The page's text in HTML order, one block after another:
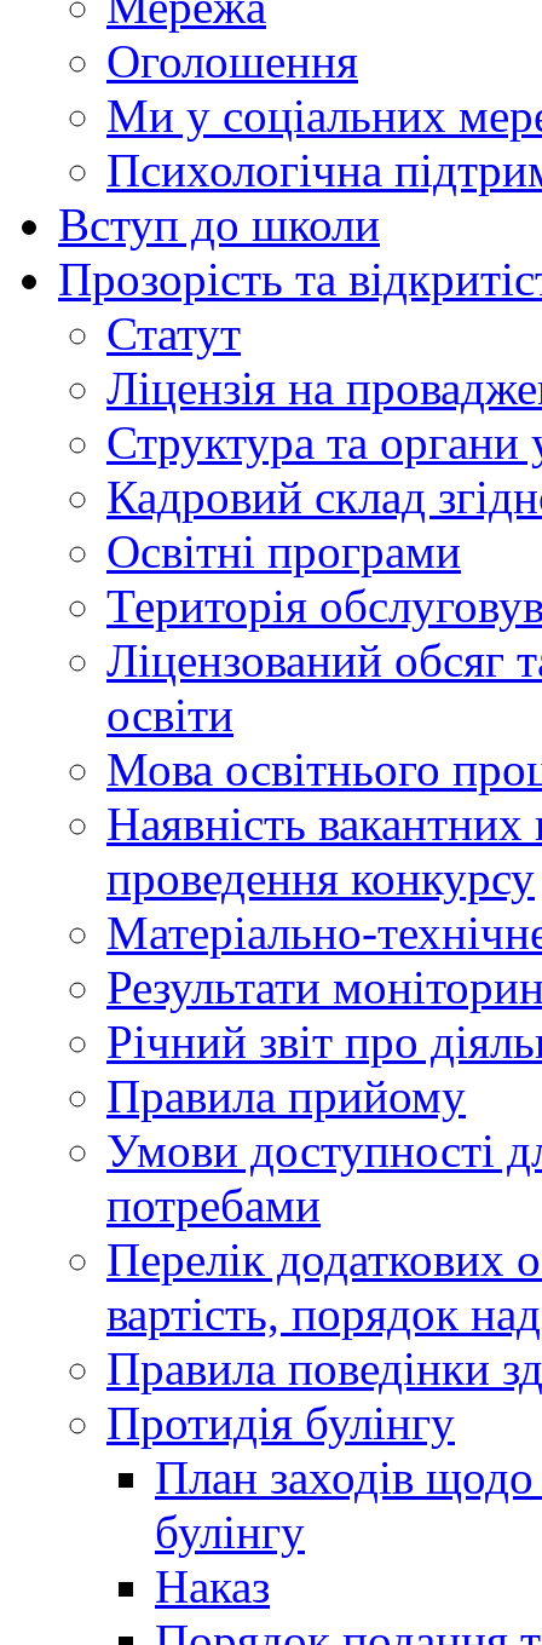
Оголошення
Ми у соціальних
Психологічна
Вступ до школи
Прозорість та
Статут
Ліцензія на
Структура та органи
Кадровий склад
Освітні програми
Територія
Ліцензований обсяг
освіти
Мова освітнього
Наявність
проведення конкурсу
Матеріально-
Результати
Річний звіт про
Правила прийому
Умови доступності
потребами
Перелік додаткових
вартість, порядок
Правила поведінки
Протидія булінгу
План заходів щодо
булінгу
Наказ